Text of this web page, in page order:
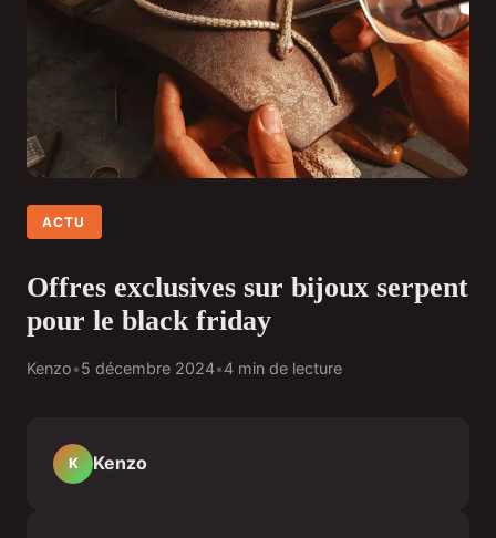
ACTU
Offres exclusives sur bijoux serpent
pour le black friday
Kenzo•5 décembre 2024•4 min de lecture
K Kenzo